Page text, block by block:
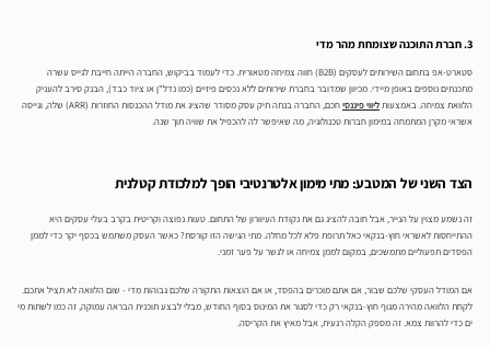
3. חברת התוכנה שצומחת מהר מדי
סטארט-אפ בתחום השירותים לעסקים (B2B) חווה צמיחה מטאורית. כדי לעמוד בביקוש, החברה הייתה חייבת לגייס עשרה
מתכנתים נוספים באופן מיידי. מכיוון שמדובר בחברת שירותים ללא נכסים פיזיים (כמו נדל"ן או ציוד כבד), הבנק סירב להעניק
הלוואת צמיחה. באמצעותליווי פיננסי
חכם, החברה בנתה תיק עסק מסודר שהציג את מודל ההכנסות החוזרות (ARR) שלה, וגייסה
אשראי מקרן המתמחה במימון חברות טכנולוגיה, מה שאיפשר לה להכפיל את שוויה תוך שנה.
הצד השני של המטבע: מתי מימון אלטרנטיבי הופך למלכודת קטלנית
זה נשמע מצוין על הנייר, אבל חובה להציג גם את נקודת העיוורון של התחום. טעות נפוצה וקריטית בקרב בעלי עסקים היא
ההתייחסות לאשראי חוץ-בנקאי כאל תרופת פלא לכל מחלה. מתי הגישה הזו קורסת? כאשר העסק משתמש בכסף יקר כדי לממן
הפסדים תפעוליים מתמשכים, במקום לממן צמיחה או לגשר על פער זמני.
אם המודל העסקי שלכם שבור, אם אתם מוכרים בהפסד, או אם הוצאות התקורה שלכם גבוהות מדי - שום הלוואה לא תציל אתכם.
לקחת הלוואה מהירה מגוף חוץ-בנקאי רק כדי לסגור את המינוס בסוף החודש, מבלי לבצע תוכנית הבראה עמוקה, זה כמו לשתות מי
ים כדי להרוות צמא. זה מספק הקלה רגעית, אבל מאיץ את הקריסה.